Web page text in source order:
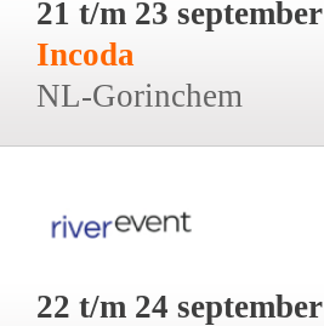
21 t/m 23 september
Incoda
NL-Gorinchem
22 t/m 24 september